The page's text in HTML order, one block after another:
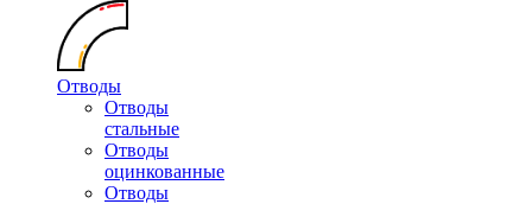
Отводы
Отводы
стальные
Отводы
оцинкованные
Отводы